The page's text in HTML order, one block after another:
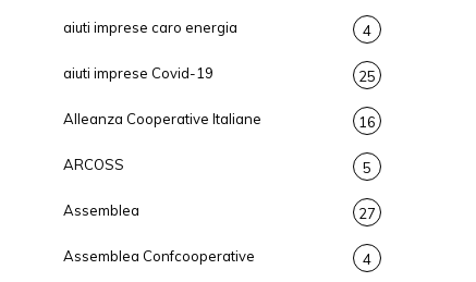
aiuti imprese caro energia 4
aiuti imprese Covid-19 25
Alleanza Cooperative Italiane 16
ARCOSS 5
Assemblea 27
Assemblea Confcooperative 4